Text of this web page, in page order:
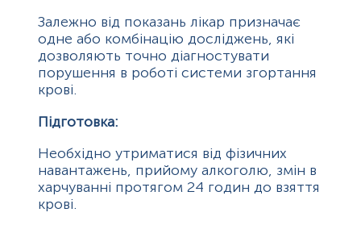
Залежно від показань лікар призначає
одне або комбінацію досліджень, які
дозволяють точно діагностувати
порушення в роботі системи згортання
крові.
Підготовка:
Необхідно утриматися від фізичних
навантажень, прийому алкоголю, змін в
харчуванні протягом 24 годин до взяття
крові.